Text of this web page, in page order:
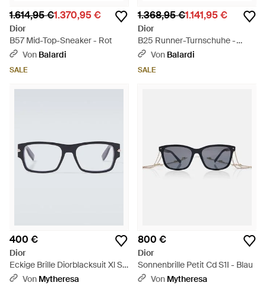
1.614,95 €1.370,95 €
Dior
B57 Mid-Top-Sneaker - Rot
Von Balardi
SALE
1.368,95 €1.141,95 €
Dior
B25 Runner-Turnschuhe -
GrauVon Balardi
SALE
400 €
Dior
Eckige Brille Diorblacksuit Xl S1I
- Braun
Von Mytheresa
800 €
Dior
Sonnenbrille Petit Cd S1I - Blau
Von Mytheresa